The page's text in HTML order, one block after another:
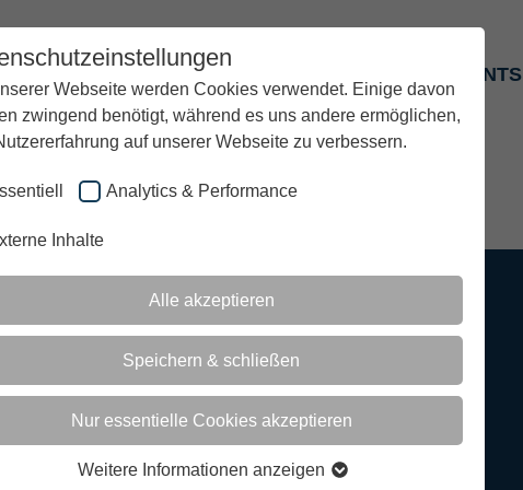
Webseite werden Cookies verwendet. Einige davon
zwingend benötigt, während es uns andere ermöglichen,
auf unserer Webseite zu verbessern.
Analytics & Performance
Inhalte
Alle akzeptieren
Speichern & schließen
Nur essentielle Cookies akzeptieren
Weitere Informationen anzeigen
UNTERNEHMEN EVENTS
SCHNELLZUGRIFF
JOBS
EVENTS
AUSBILDUNG